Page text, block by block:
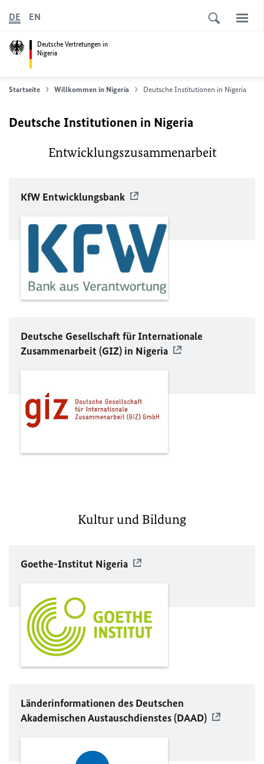
Deutsche Vertretungen in
Nigeria
DE EN
Startseite Willkommen in Nigeria Deutsche Institutionen in Nigeria
Deutsche Institutionen in Nigeria
Entwicklungszusammenarbeit
KfW Entwicklungsbank
Deutsche Gesellschaft für Internationale
Zusammenarbeit (GIZ) in Nigeria
Kultur und Bildung
Goethe-Institut Nigeria
Länderinformationen des Deutschen
Akademischen Austauschdienstes (DAAD)